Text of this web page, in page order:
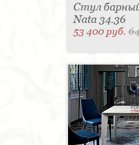
Стул
Nata 34.36
53 400 руб.